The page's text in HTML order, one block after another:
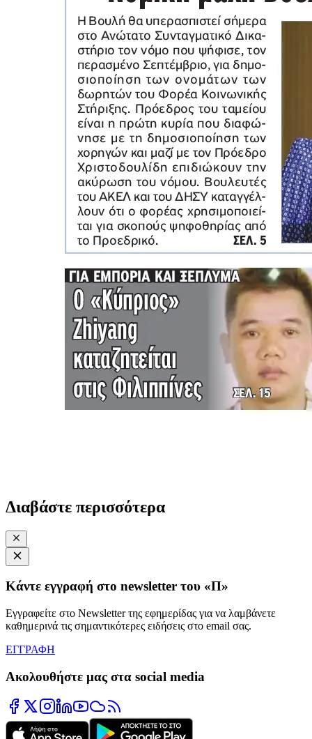
Διαβάστε περισσότερα
Κάντε εγγραφή στο newsletter του «Π»
Εγγραφείτε στο Newsletter της εφημερίδας για να λαμβάνετε
καθημερινά τις σημαντικότερες ειδήσεις στο email σας.
ΕΓΓΡΑΦΗ
Ακολουθήστε μας στα social media